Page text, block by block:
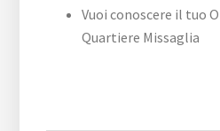
Vuoi conoscere il tuo
Quartiere Missaglia